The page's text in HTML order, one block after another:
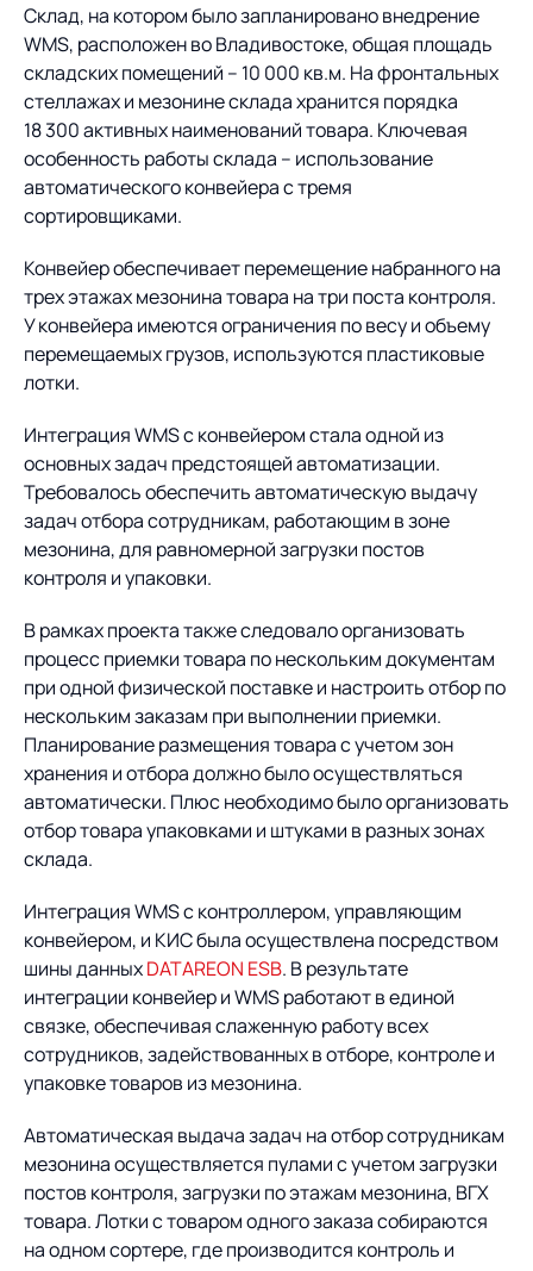
Склад, на котором было запланировано внедрение
WMS, расположен во Владивостоке, общая площадь
складских помещений – 10 000 кв.м. На фронтальных
стеллажах и мезонине склада хранится порядка
18 300 активных наименований товара. Ключевая
особенность работы склада – использование
автоматического конвейера с тремя
сортировщиками.
Конвейер обеспечивает перемещение набранного на
трех этажах мезонина товара на три поста контроля.
У конвейера имеются ограничения по весу и объему
перемещаемых грузов, используются пластиковые
лотки.
Интеграция WMS с конвейером стала одной из
основных задач предстоящей автоматизации.
Требовалось обеспечить автоматическую выдачу
задач отбора сотрудникам, работающим в зоне
мезонина, для равномерной загрузки постов
контроля и упаковки.
В рамках проекта также следовало организовать
процесс приемки товара по нескольким документам
при одной физической поставке и настроить отбор по
нескольким заказам при выполнении приемки.
Планирование размещения товара с учетом зон
хранения и отбора должно было осуществляться
автоматически. Плюс необходимо было организовать
отбор товара упаковками и штуками в разных зонах
склада.
Интеграция WMS с контроллером, управляющим
конвейером, и КИС была осуществлена посредством
шины данныхDATAREON ESB. В результате
интеграции конвейер и WMS работают в единой
связке, обеспечивая слаженную работу всех
сотрудников, задействованных в отборе, контроле и
упаковке товаров из мезонина.
Автоматическая выдача задач на отбор сотрудникам
мезонина осуществляется пулами с учетом загрузки
постов контроля, загрузки по этажам мезонина, ВГХ
товара. Лотки с товаром одного заказа собираются
на одном сортере, где производится контроль и